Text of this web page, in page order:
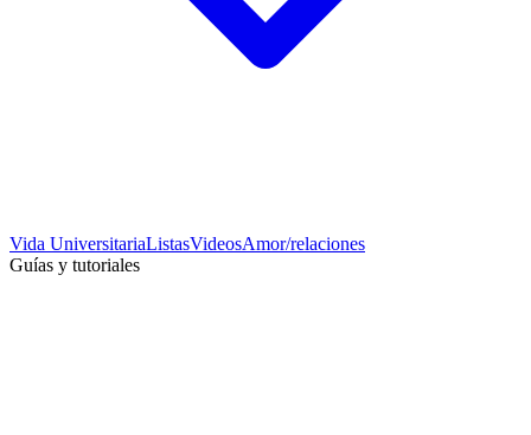
Vida UniversitariaListasVideosAmor/relaciones
Guías y tutoriales